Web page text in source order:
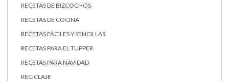
RECETAS DE BIZCOCHOS
RECETAS DE COCINA
RECETAS FÁCILES Y SENCILLAS
RECETAS PARA EL TUPPER
RECETAS PARA NAVIDAD
RECICLAJE